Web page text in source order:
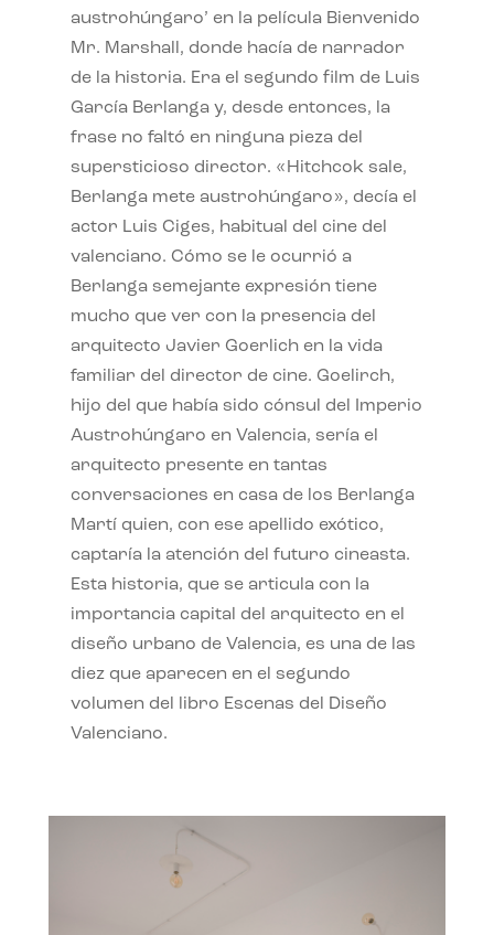
austrohúngaro’ en la película Bienvenido
Mr. Marshall, donde hacía de narrador
de la historia. Era el segundo film de Luis
García Berlanga y, desde entonces, la
frase no faltó en ninguna pieza del
supersticioso director. «Hitchcok sale,
Berlanga mete austrohúngaro», decía el
actor Luis Ciges, habitual del cine del
valenciano. Cómo se le ocurrió a
Berlanga semejante expresión tiene
mucho que ver con la presencia del
arquitecto Javier Goerlich en la vida
familiar del director de cine. Goelirch,
hijo del que había sido cónsul del Imperio
Austrohúngaro en Valencia, sería el
arquitecto presente en tantas
conversaciones en casa de los Berlanga
Martí quien, con ese apellido exótico,
captaría la atención del futuro cineasta.
Esta historia, que se articula con la
importancia capital del arquitecto en el
diseño urbano de Valencia, es una de las
diez que aparecen en el segundo
volumen del libro Escenas del Diseño
Valenciano.